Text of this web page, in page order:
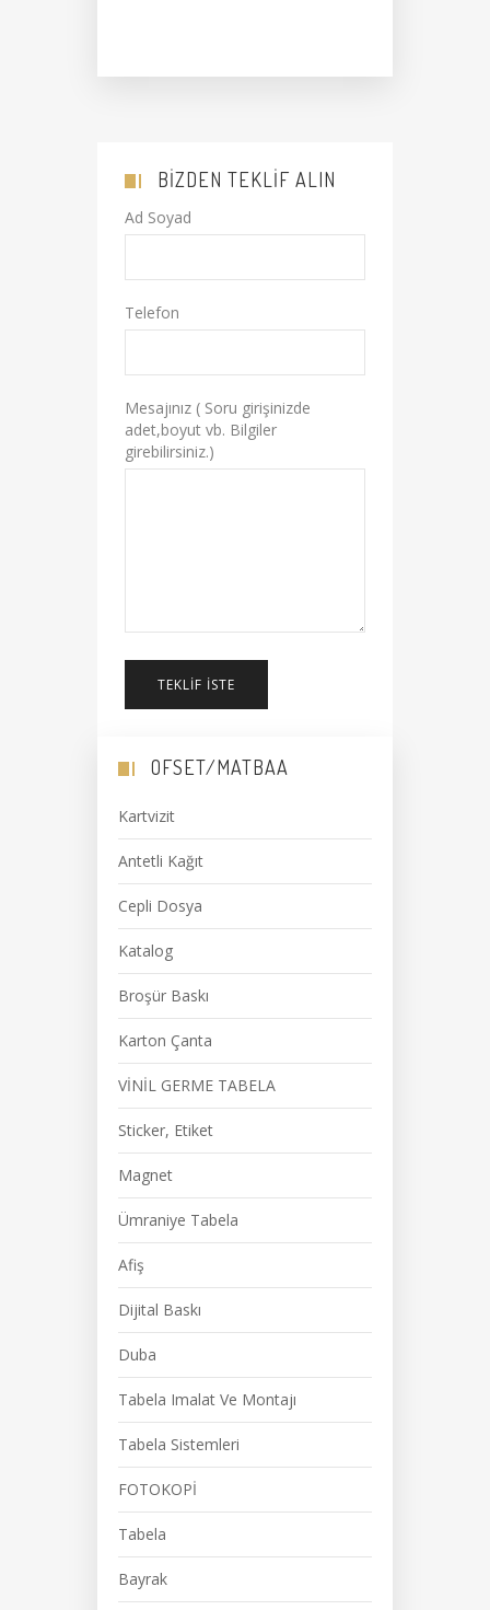
BIZDEN TEKLIF ALIN
Ad Soyad
Telefon
Mesajınız ( Soru girişinizde
adet,boyut vb. Bilgiler
girebilirsiniz.)
TEKLIF İSTE
OFSET/MATBAA
Kartvizit
Antetli Kağıt
Cepli Dosya
Katalog
Broşür Baskı
Karton Çanta
VİNİL GERME TABELA
Sticker, Etiket
Magnet
Ümraniye Tabela
Afiş
Dijital Baskı
Duba
Tabela Imalat Ve Montajı
Tabela Sistemleri
FOTOKOPİ
Tabela
Bayrak